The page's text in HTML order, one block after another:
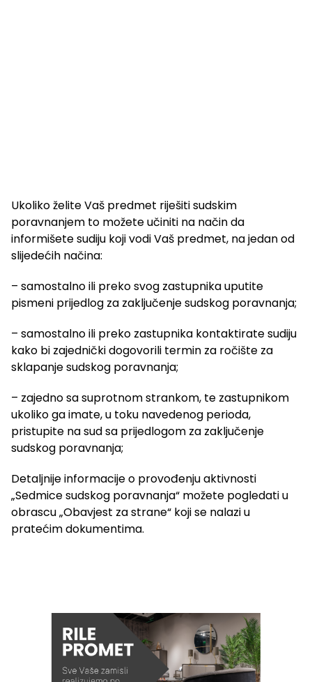
Ukoliko želite Vaš predmet riješiti sudskim
poravnanjem to možete učiniti na način da
informišete sudiju koji vodi Vaš predmet, na jedan od
slijedećih načina:
– samostalno ili preko svog zastupnika uputite
pismeni prijedlog za zaključenje sudskog poravnanja;
– samostalno ili preko zastupnika kontaktirate sudiju
kako bi zajednički dogovorili termin za ročište za
sklapanje sudskog poravnanja;
– zajedno sa suprotnom strankom, te zastupnikom
ukoliko ga imate, u toku navedenog perioda,
pristupite na sud sa prijedlogom za zaključenje
sudskog poravnanja;
Detaljnije informacije o provođenju aktivnosti
„Sedmice sudskog poravnanja“ možete pogledati u
obrascu „Obavjest za strane“ koji se nalazi u
pratećim dokumentima.